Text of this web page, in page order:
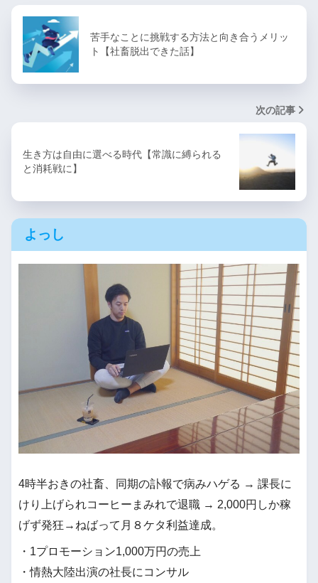
苦手なことに挑戦する方法と向き合うメリッ
ト【社畜脱出できた話】
次の記事
生き方は自由に選べる時代【常識に縛られる
と消耗戦に】
よっし
4時半おきの社畜、同期の訃報で病みハゲる → 課長に
けり上げられコーヒーまみれで退職 → 2,000円しか稼
げず発狂→ねばって月８ケタ利益達成。
・1プロモーション1,000万円の売上
・情熱大陸出演の社長にコンサル